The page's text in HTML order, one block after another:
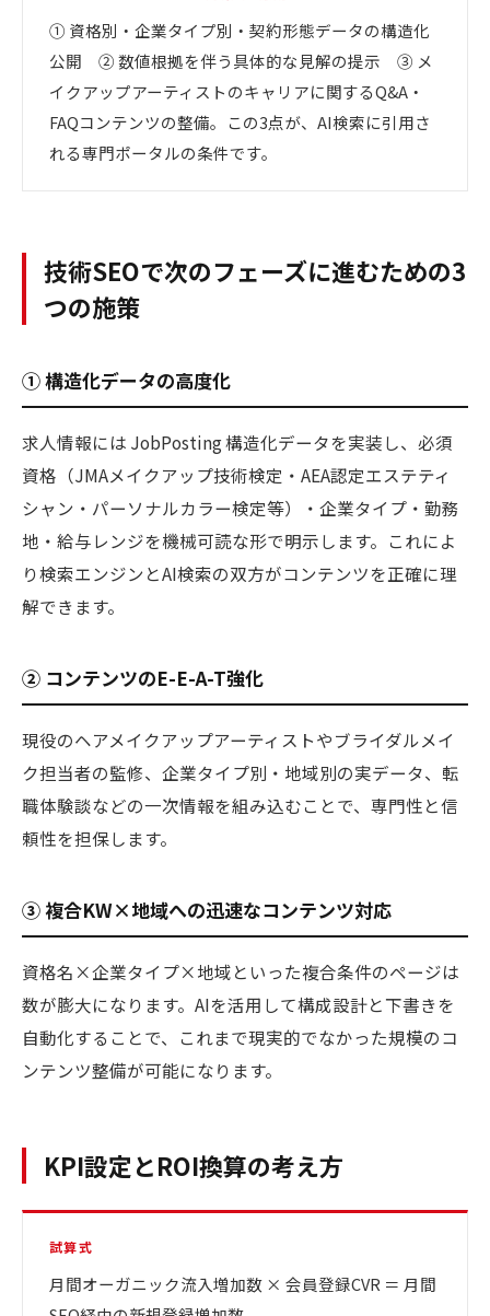
① 資格別・企業タイプ別・契約形態データの構造化
公開 ② 数値根拠を伴う具体的な見解の提示 ③ メ
イクアップアーティストのキャリアに関するQ&A・
FAQコンテンツの整備。この3点が、AI検索に引用さ
れる専門ポータルの条件です。
技術SEOで次のフェーズに進むための3
つの施策
① 構造化データの高度化
求人情報には JobPosting 構造化データを実装し、必須
資格（JMAメイクアップ技術検定・AEA認定エステティ
シャン・パーソナルカラー検定等）・企業タイプ・勤務
地・給与レンジを機械可読な形で明示します。これによ
り検索エンジンとAI検索の双方がコンテンツを正確に理
解できます。
② コンテンツのE-E-A-T強化
現役のヘアメイクアップアーティストやブライダルメイ
ク担当者の監修、企業タイプ別・地域別の実データ、転
職体験談などの一次情報を組み込むことで、専門性と信
頼性を担保します。
③ 複合KW×地域への迅速なコンテンツ対応
資格名×企業タイプ×地域といった複合条件のページは
数が膨大になります。AIを活用して構成設計と下書きを
自動化することで、これまで現実的でなかった規模のコ
ンテンツ整備が可能になります。
KPI設定とROI換算の考え方
試算式
月間オーガニック流入増加数 × 会員登録CVR ＝ 月間